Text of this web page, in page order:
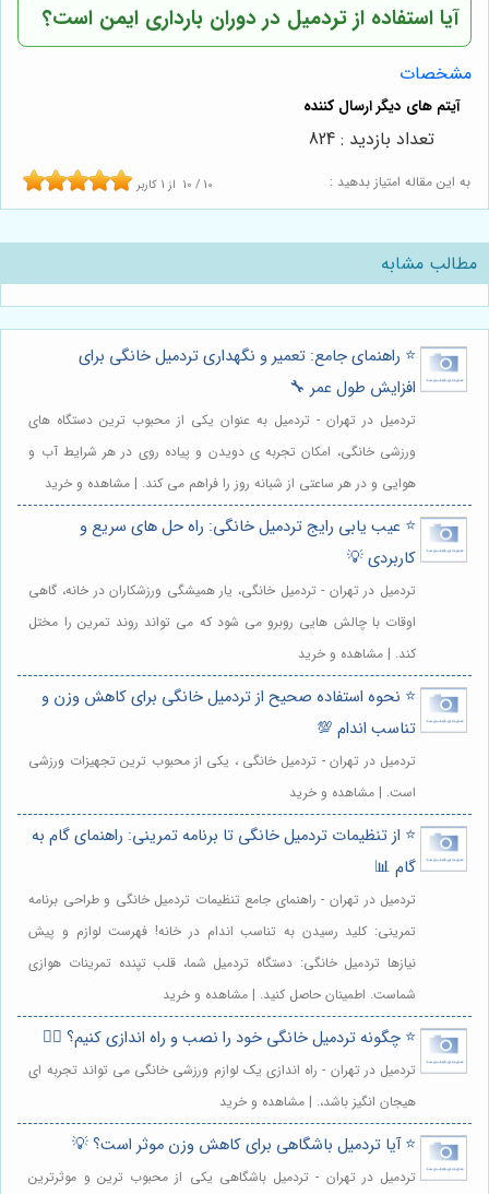
آیا استفاده از تردمیل در دوران بارداری ایمن است؟
مشخصات
به این مقاله امتیاز بدهید : 10 / 10 از 1 کاربر
تعداد بازدید : 824
مطالب مشابه
⭐️ راهنمای جامع: تعمیر و نگهداری تردمیل خانگی برای
افزایش طول عمر 🔧
تردمیل در تهران - تردمیل به عنوان یکی از محبوب ترین دستگاه های
ورزشی خانگی، امکان تجربه ی دویدن و پیاده روی در هر شرایط آب و
هوایی و در هر ساعتی از شبانه روز را فراهم می کند. | مشاهده و خرید
⭐️ عیب یابی رایج تردمیل خانگی: راه حل های سریع و
کاربردی 💡
تردمیل در تهران - تردمیل خانگی، یار همیشگی ورزشکاران در خانه، گاهی
اوقات با چالش هایی روبرو می شود که می تواند روند تمرین را مختل
کند. | مشاهده و خرید
⭐️ نحوه استفاده صحیح از تردمیل خانگی برای کاهش وزن و
تناسب اندام 💯
تردمیل در تهران - تردمیل خانگی ، یکی از محبوب ترین تجهیزات ورزشی
است. | مشاهده و خرید
⭐️ از تنظیمات تردمیل خانگی تا برنامه تمرینی: راهنمای گام به
گام 📊
تردمیل در تهران - راهنمای جامع تنظیمات تردمیل خانگی و طراحی برنامه
تمرینی: کلید رسیدن به تناسب اندام در خانه! فهرست لوازم و پیش
نیازها تردمیل خانگی: دستگاه تردمیل شما، قلب تپنده تمرینات هوازی
شماست. اطمینان حاصل کنید. | مشاهده و خرید
⭐️ چگونه تردمیل خانگی خود را نصب و راه اندازی کنیم؟ 🏃‍♀️
تردمیل در تهران - راه اندازی یک لوازم ورزشی خانگی می تواند تجربه ای
هیجان انگیز باشد،. | مشاهده و خرید
⭐️ آیا تردمیل باشگاهی برای کاهش وزن موثر است؟ 💡
تردمیل در تهران - تردمیل باشگاهی یکی از محبوب ترین و موثرترین